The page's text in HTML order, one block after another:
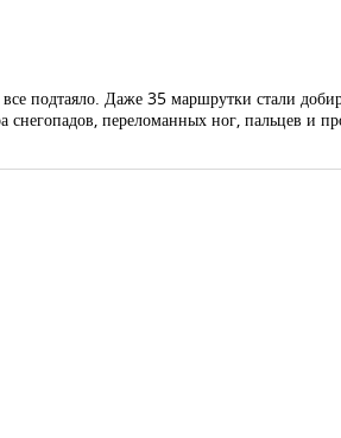
подтаяло. Даже 35 маршрутки стали
переломанных ног, пальцев и